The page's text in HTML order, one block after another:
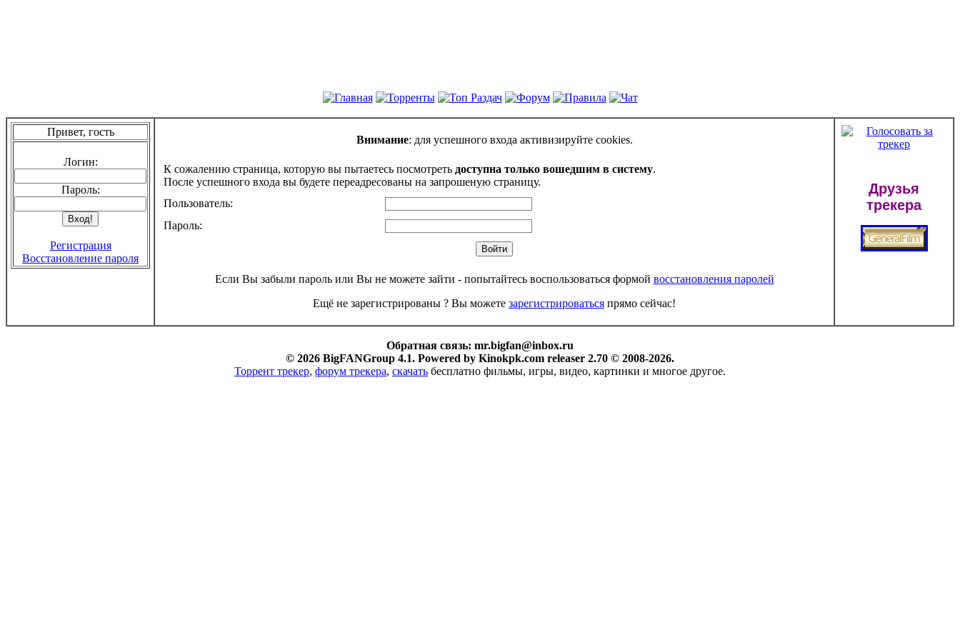
Привет, гость
Логин:
Пароль:
Регистрация
Восстановление пароля
Внимание: для успешного входа активизируйте cookies.
К сожалению страница, которую вы пытаетесь посмотреть доступна только вошедшим в систему.
После успешного входа вы будете переадресованы на запрошеную страницу.
Пользователь:
Пароль:
Если Вы забыли пароль или Вы не можете зайти - попытайтесь воспользоваться формой восстановления паролей
Ещё не зарегистрированы ? Вы можете зарегистрироваться прямо сейчас!
Друзья
трекера
Обратная связь: mr.bigfan@inbox.ru
© 2026 BigFANGroup 4.1. Powered by Kinokpk.com releaser 2.70 © 2008-2026.
Торрент трекер, форум трекера, скачать бесплатно фильмы, игры, видео, картинки и многое другое.